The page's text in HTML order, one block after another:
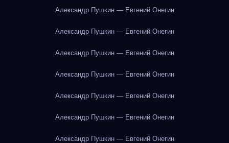
Александр Пушкин — Евгений Онегин
Александр Пушкин — Евгений Онегин
Александр Пушкин — Евгений Онегин
Александр Пушкин — Евгений Онегин
Александр Пушкин — Евгений Онегин
Александр Пушкин — Евгений Онегин
Александр Пушкин — Евгений Онегин